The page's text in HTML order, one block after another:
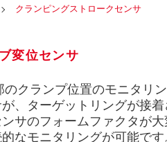
クランピングストロークセンサ
変位センサ
のクランプ位置のモニタリ
、ターゲットリングが接
サのフォームファクタが
なモニタリングが可能で